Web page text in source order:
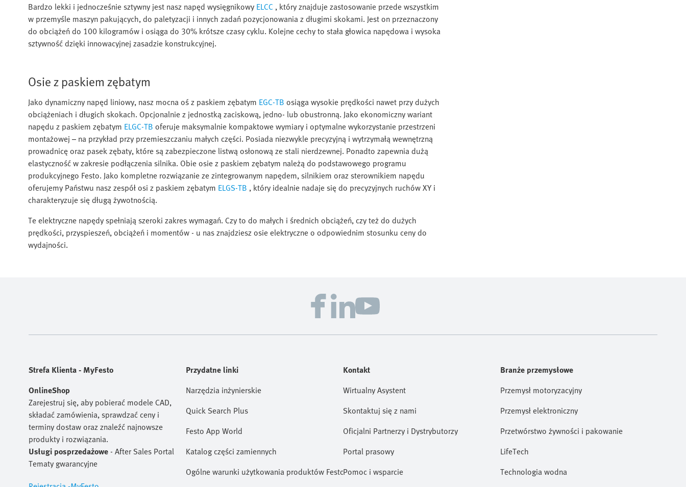
Bardzo lekki i jednocześnie sztywny jest nasz napęd wysięgnikowy ELCC , który znajduje zastosowanie przede wszystkim
w przemyśle maszyn pakujących, do paletyzacji i innych zadań pozycjonowania z długimi skokami. Jest on przeznaczony
do obciążeń do 100 kilogramów i osiąga do 30% krótsze czasy cyklu. Kolejne cechy to stała głowica napędowa i wysoka
sztywność dzięki innowacyjnej zasadzie konstrukcyjnej.
Osie z paskiem zębatym
Jako dynamiczny napęd liniowy, nasz mocna oś z paskiem zębatym EGC-TB osiąga wysokie prędkości nawet przy dużych
obciążeniach i długich skokach. Opcjonalnie z jednostką zaciskową, jedno- lub obustronną. Jako ekonomiczny wariant
napędu z paskiem zębatym ELGC-TB oferuje maksymalnie kompaktowe wymiary i optymalne wykorzystanie przestrzeni
montażowej – na przykład przy przemieszczaniu małych części. Posiada niezwykle precyzyjną i wytrzymałą wewnętrzną
prowadnicę oraz pasek zębaty, które są zabezpieczone listwą osłonową ze stali nierdzewnej. Ponadto zapewnia dużą
elastyczność w zakresie podłączenia silnika. Obie osie z paskiem zębatym należą do podstawowego programu
produkcyjnego Festo. Jako kompletne rozwiązanie ze zintegrowanym napędem, silnikiem oraz sterownikiem napędu
oferujemy Państwu nasz zespół osi z paskiem zębatym ELGS-TB , który idealnie nadaje się do precyzyjnych ruchów XY i
charakteryzuje się długą żywotnością.
Te elektryczne napędy spełniają szeroki zakres wymagań. Czy to do małych i średnich obciążeń, czy też do dużych
prędkości, przyspieszeń, obciążeń i momentów - u nas znajdziesz osie elektryczne o odpowiednim stosunku ceny do
wydajności.
Strefa Klienta - MyFesto
OnlineShop
Zarejestruj się, aby pobierać modele CAD,
składać zamówienia, sprawdzać ceny i
terminy dostaw oraz znaleźć najnowsze
produkty i rozwiązania.
Usługi posprzedażowe - After Sales Portal
Tematy gwarancyjne
Przydatne linki
Narzędzia inżynierskie
Quick Search Plus
Festo App World
Katalog części zamiennych
Ogólne warunki użytkowania produktów Festo (EN)
Kontakt
Wirtualny Asystent
Skontaktuj się z nami
Oficjalni Partnerzy i Dystrybutorzy
Portal prasowy
Pomoc i wsparcie
Branże przemysłowe
Przemysł motoryzacyjny
Przemysł elektroniczny
Przetwórstwo żywności i pakowanie
LifeTech
Technologia wodna